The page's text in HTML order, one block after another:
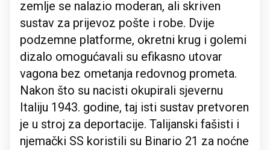
zemlje se nalazio moderan, ali skriven
sustav za prijevoz pošte i robe. Dvije
podzemne platforme, okretni krug i golemi
dizalo omogućavali su efikasno utovar
vagona bez ometanja redovnog prometa.
Nakon što su nacisti okupirali sjevernu
Italiju 1943. godine, taj isti sustav pretvoren
je u stroj za deportacije. Talijanski fašisti i
njemački SS koristili su Binario 21 za noćne